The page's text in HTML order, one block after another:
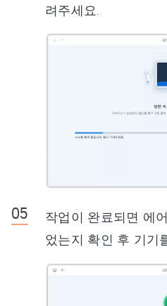
려주세요.
작업이 완료되면 에
었는지 확인 후 기기